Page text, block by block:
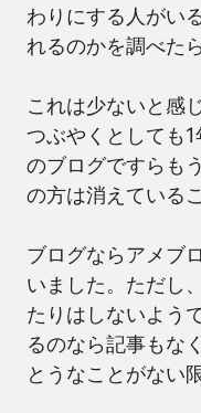
わりにする人がい
れるのかを調べた
これは少ないと感
つぶやくとしても
のブログですらも
の方は消えている
ブログならアメブ
いました。ただし
たりはしないよう
るのなら記事もな
とうなことがない